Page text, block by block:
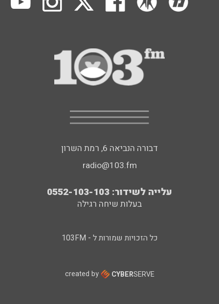
דבורה הנביאה 6, רמת השרון
radio@103.fm
עלייה לשידור: 0552-103-103
בעלות שיחה רגילה
כל הזכויות שמורות ל - 103FM
created by CYBERSERVE